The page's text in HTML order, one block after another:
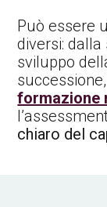
Può essere
diversi:
sviluppo
formazione
chiaro del